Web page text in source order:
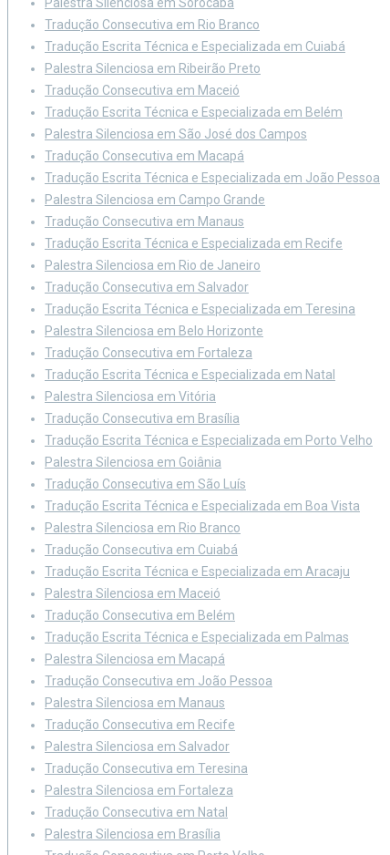
Tradução Consecutiva em Rio Branco
Tradução Escrita Técnica e Especializada em Cuiabá
Palestra Silenciosa em Ribeirão Preto
Tradução Consecutiva em Maceió
Tradução Escrita Técnica e Especializada em Belém
Palestra Silenciosa em São José dos Campos
Tradução Consecutiva em Macapá
Tradução Escrita Técnica e Especializada em João Pessoa
Palestra Silenciosa em Campo Grande
Tradução Consecutiva em Manaus
Tradução Escrita Técnica e Especializada em Recife
Palestra Silenciosa em Rio de Janeiro
Tradução Consecutiva em Salvador
Tradução Escrita Técnica e Especializada em Teresina
Palestra Silenciosa em Belo Horizonte
Tradução Consecutiva em Fortaleza
Tradução Escrita Técnica e Especializada em Natal
Palestra Silenciosa em Vitória
Tradução Consecutiva em Brasília
Tradução Escrita Técnica e Especializada em Porto Velho
Palestra Silenciosa em Goiânia
Tradução Consecutiva em São Luís
Tradução Escrita Técnica e Especializada em Boa Vista
Palestra Silenciosa em Rio Branco
Tradução Consecutiva em Cuiabá
Tradução Escrita Técnica e Especializada em Aracaju
Palestra Silenciosa em Maceió
Tradução Consecutiva em Belém
Tradução Escrita Técnica e Especializada em Palmas
Palestra Silenciosa em Macapá
Tradução Consecutiva em João Pessoa
Palestra Silenciosa em Manaus
Tradução Consecutiva em Recife
Palestra Silenciosa em Salvador
Tradução Consecutiva em Teresina
Palestra Silenciosa em Fortaleza
Tradução Consecutiva em Natal
Palestra Silenciosa em Brasília